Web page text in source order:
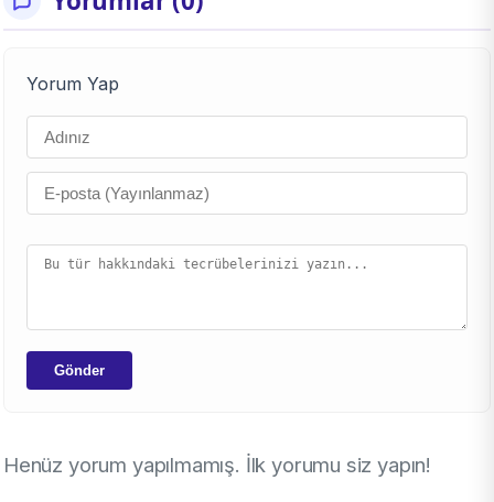
Yorum Yap
Gönder
Henüz yorum yapılmamış. İlk yorumu siz yapın!